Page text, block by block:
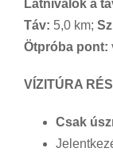
Látnivalók a
Táv: 5,0 km;
Ötpróba pont:
VÍZITÚRA
Csak